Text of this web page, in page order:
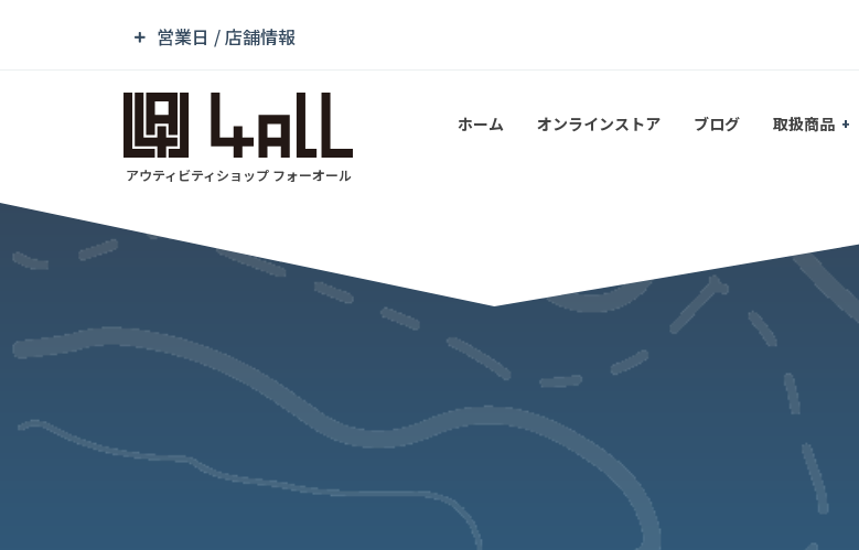
営業日 / 店舗情報
アウティビティショップ フォーオール
ホーム オンラインストア ブログ 取扱商品